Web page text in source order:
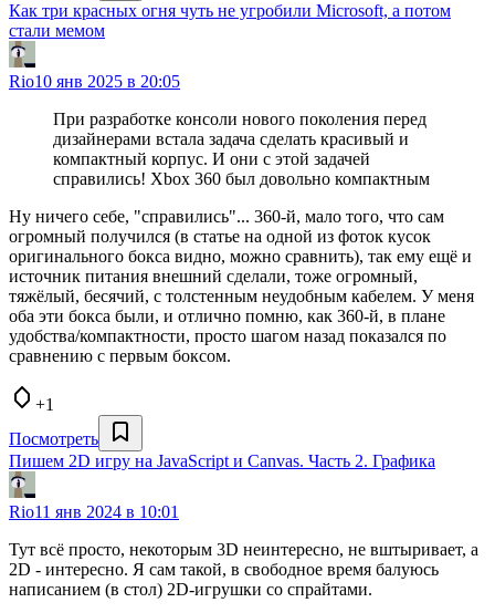
Как три красных огня чуть не угробили Microsoft, а потом
стали мемом
Rio10 янв 2025 в 20:05
При разработке консоли нового поколения перед
дизайнерами встала задача сделать красивый и
компактный корпус. И они с этой задачей
справились! Xbox 360 был довольно компактным
Ну ничего себе, "справились"... 360-й, мало того, что сам
огромный получился (в статье на одной из фоток кусок
оригинального бокса видно, можно сравнить), так ему ещё и
источник питания внешний сделали, тоже огромный,
тяжёлый, бесячий, с толстенным неудобным кабелем. У меня
оба эти бокса были, и отлично помню, как 360-й, в плане
удобства/компактности, просто шагом назад показался по
сравнению с первым боксом.
+1
Посмотреть
Пишем 2D игру на JavaScript и Canvas. Часть 2. Графика
Rio11 янв 2024 в 10:01
Тут всё просто, некоторым 3D неинтересно, не вштыривает, а
2D - интересно. Я сам такой, в свободное время балуюсь
написанием (в стол) 2D-игрушки со спрайтами.